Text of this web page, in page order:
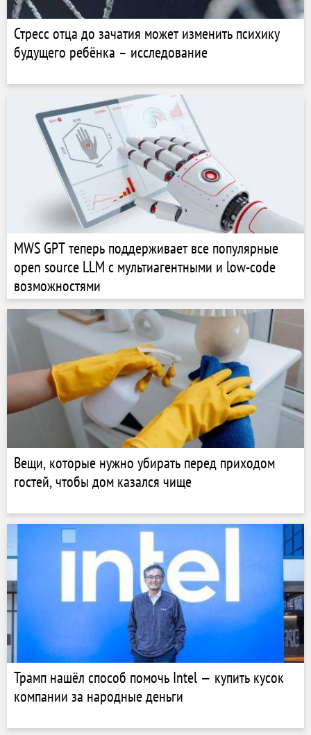
Стресс отца до зачатия может изменить психику
будущего ребёнка – исследование
MWS GPT теперь поддерживает все популярные
open source LLM с мультиагентными и low-code
возможностями
Вещи, которые нужно убирать перед приходом
гостей, чтобы дом казался чище
Трамп нашёл способ помочь Intel — купить кусок
компании за народные деньги